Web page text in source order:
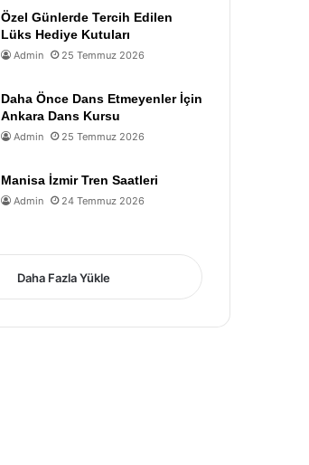
Özel Günlerde Tercih Edilen
Lüks Hediye Kutuları
Admin 25 Temmuz 2026
Daha Önce Dans Etmeyenler İçin
Ankara Dans Kursu
Admin 25 Temmuz 2026
Manisa İzmir Tren Saatleri
Admin 24 Temmuz 2026
Daha Fazla Yükle